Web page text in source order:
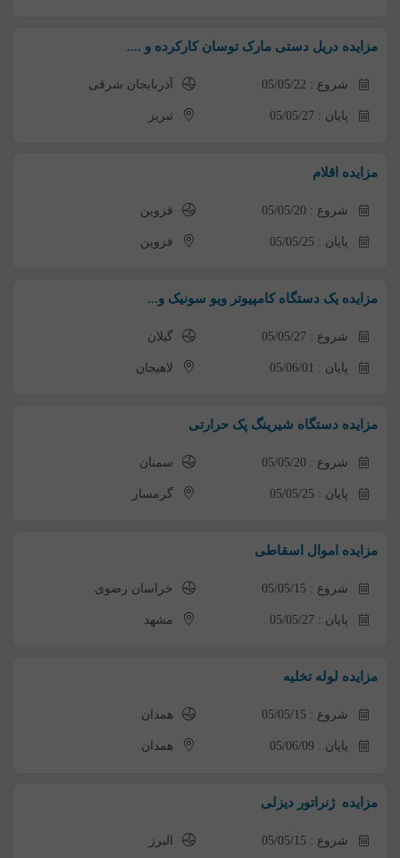
مزایده دریل دستی مارک توسان کارکرده و ....
شروع : 05/05/22 آذربایجان شرقی
پایان : 05/05/27 تبریز
مزایده اقلام
شروع : 05/05/20 قزوین
پایان : 05/05/25 قزوین
مزایده یک دستگاه کامپیوتر ویو سونیک و...
شروع : 05/05/27 گیلان
پایان : 05/06/01 لاهیجان
مزایده دستگاه شیرینگ پک حرارتی
شروع : 05/05/20 سمنان
پایان : 05/05/25 گرمسار
مزایده اموال اسقاطی
شروع : 05/05/15 خراسان رضوی
پایان : 05/05/27 مشهد
مزایده لوله تخلیه
شروع : 05/05/15 همدان
پایان : 05/06/09 همدان
مزایده ژنراتور دیزلی
شروع : 05/05/15 البرز